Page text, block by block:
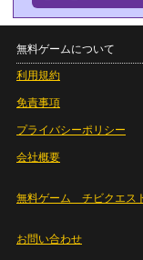
無料ゲームについて
利用規約
免責事項
プライバシーポリシー
会社概要
無料ゲーム チビクエス
お問い合わせ